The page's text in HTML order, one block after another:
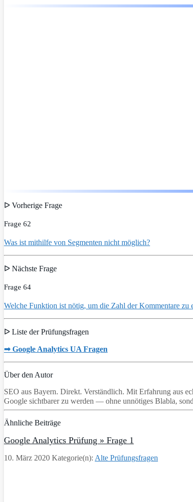
ᐅ Vorherige Frage
Frage 62
Was ist mithilfe von Segmenten nicht möglich?
ᐅ Nächste Frage
Frage 64
Welche Funktion ist nötig, um die Zahl der Kommentare zu
ᐅ Liste der Prüfungsfragen
➟ Google Analytics UA Fragen
Über den Autor
SEO aus Bayern. Direkt. Verständlich. Mit Erfahrung aus
Google sichtbarer zu werden — ohne unnötiges Blabla,
Ähnliche Beiträge
Google Analytics Prüfung » Frage 1
10. März 2020 Kategorie(n): Alte Prüfungsfragen